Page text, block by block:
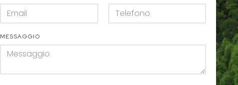
MESSAGGIO